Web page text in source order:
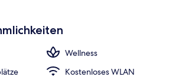
Wellness
Kostenloses WLAN